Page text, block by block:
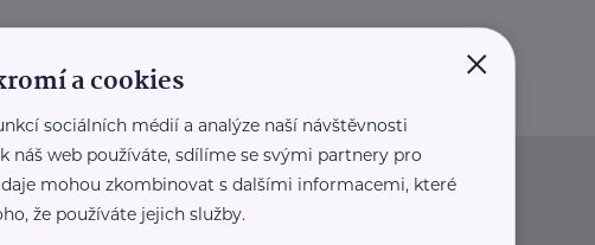
×
a cookies
sociálních médií a analýze naší návštěvnosti
náš web používáte, sdílíme se svými partnery pro
mohou zkombinovat s dalšími informacemi, které
že používáte jejich služby.